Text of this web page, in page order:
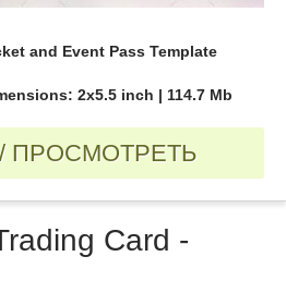
and Event Pass Template
2x5.5 inch | 114.7 Mb
ПРОСМОТРЕТЬ
Card -